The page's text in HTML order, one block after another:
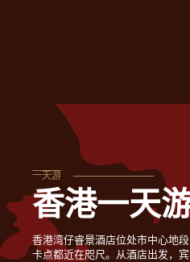
一天游
香港一天
香港湾仔睿景酒店位处市中心地
卡点都近在咫尺。从酒店出发，